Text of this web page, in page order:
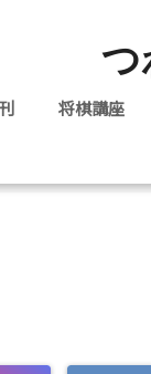
つ
将棋講座